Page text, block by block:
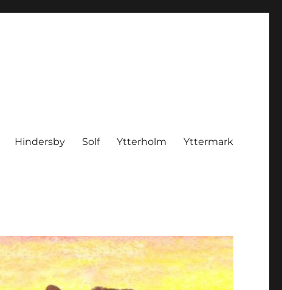
Hindersby Solf Ytterholm Yttermark